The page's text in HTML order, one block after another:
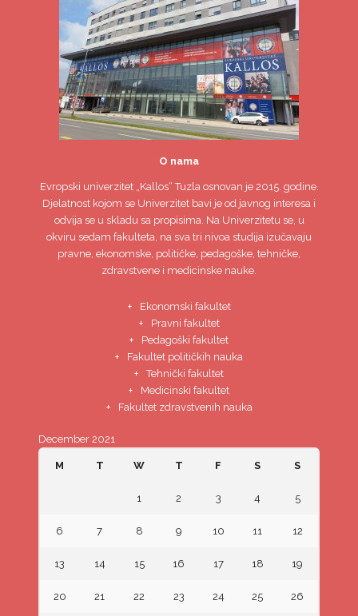
O nama
Evropski univerzitet„Kallos“ Tuzla osnovan je 2015. godine.
Djelatnost kojom se Univerzitet bavi je od javnog interesa i
odvija se u skladu sa propisima. Na Univerzitetu se, u
okviru sedam fakulteta, na sva tri nivoa studija izučavaju
pravne, ekonomske, političke, pedagoške, tehničke,
zdravstvene i medicinske nauke.
Ekonomski fakultet
Pravni fakultet
Pedagoški fakultet
Fakultet političkih nauka
Tehnički fakultet
Medicinski fakultet
Fakultet zdravstvenih nauka
December 2021
M T W T F S S
1 2 3 4 5
6 7 8 9 10 11 12
13 14 15 16 17 18 19
20 21 22 23 24 25 26